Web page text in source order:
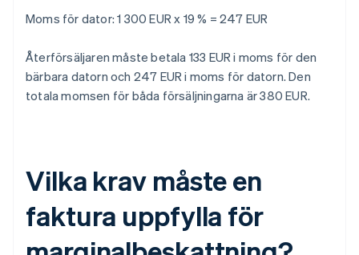
Moms för dator: 1 300 EUR x 19 % = 247 EUR
Återförsäljaren måste betala 133 EUR i moms för den
bärbara datorn och 247 EUR i moms för datorn. Den
totala momsen för båda försäljningarna är 380 EUR.
Vilka krav måste en
faktura uppfylla för